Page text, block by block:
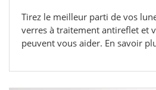
Tirez le meilleur parti de vos
verres à traitement antireflet et
peuvent vous aider. En savoir